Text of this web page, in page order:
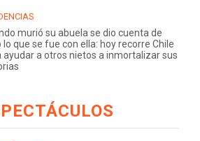
murió su abuela se dio cuenta de
lo que se fue con ella: hoy recorre Chile
ayudar a otros nietos a inmortalizar sus